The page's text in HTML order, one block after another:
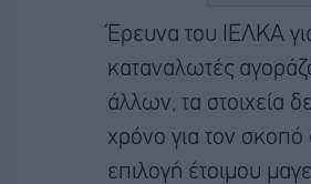
Έρευνα του ΙΕΛΚΑ
καταναλωτές
άλλων, τα στοιχεία
χρόνο για τον σκοπό
επιλογή έτοιμου